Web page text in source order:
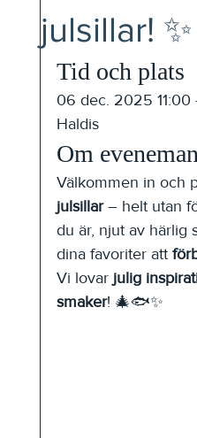
julsillar! ✨
Tid och plats
06 dec. 2025 11:00
Haldis
Om
Välkommen in och
julsillar – helt utan
du är, njut av härlig
dina favoriter att
Vi lovar julig
smaker! 🎄🐟✨